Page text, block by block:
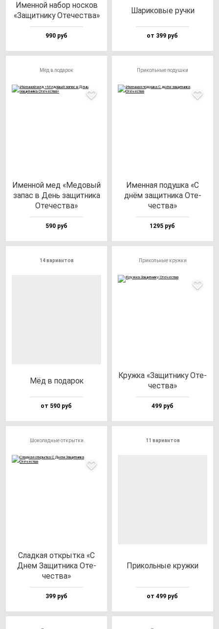
Имен­ной на­бор нос­ков
«Защит­ни­ку Оте­чес­тва»
990 руб
Шари­ко­вые руч­ки
от 399 руб
Мёд в подарок
Имен­ной мед «Медо­вый
за­пас в День за­щит­ни­ка
Оте­чес­тва»
590 руб
Прикольные подушки
Имен­ная по­душ­ка «С
днём за­щит­ни­ка Оте­
чес­тва»
1295 руб
14 вариантов
Мёд в по­да­рок
от 590 руб
Прикольные кружки
Круж­ка «Защит­ни­ку Оте­
чес­тва»
499 руб
Шоколадные открытки
Слад­кая от­крыт­ка «С
Днем Защит­ни­ка Оте­
чес­тва»
399 руб
11 вариантов
При­коль­ные круж­ки
от 499 руб